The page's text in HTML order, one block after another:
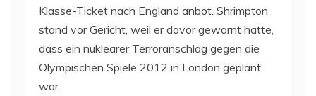
Klasse-Ticket nach England anbot. Shrimpton
stand vor Gericht, weil er davor gewarnt hatte,
dass ein nuklearer Terroranschlag gegen die
Olympischen Spiele 2012 in London geplant
war.